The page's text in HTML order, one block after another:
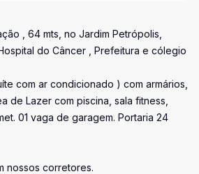
, 64 mts, no Jardim Petrópolis,
do Câncer , Prefeitura e cólegio
com ar condicionado ) com armários,
de Lazer com piscina, sala fitness,
01 vaga de garagem. Portaria 24
nossos corretores.